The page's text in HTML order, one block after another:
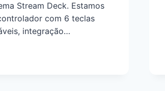
Stream Deck. Estamos
com 6 teclas
integração…